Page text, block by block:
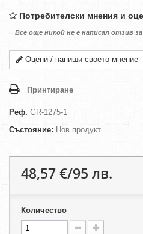
Потребителски мнения и
Все още никой не е написал отзив
Оцени / напиши своето мнение
Принтиране
Реф. GR-1275-1
Състояние: Нов продукт
48,57 €/95 лв.
Количество